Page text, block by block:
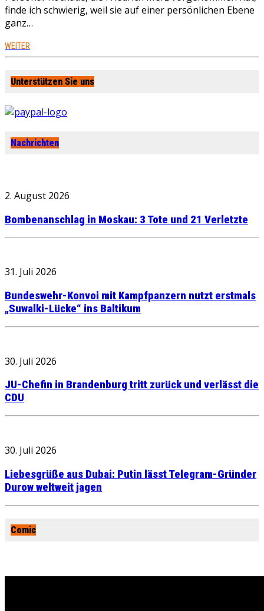
finde ich schwierig, weil sie auf einer persönlichen Ebene
ganz…
WEITER
Unterstützen Sie uns
Nachrichten
2. August 2026
Bombenanschlag in Moskau: 3 Tote und 21 Verletzte
31. Juli 2026
Bundeswehr-Konvoi mit Kampfpanzern nutzt erstmals
„Suwalki-Lücke“ ins Baltikum
30. Juli 2026
JU-Chefin in Brandenburg tritt zurück und verlässt die
CDU
30. Juli 2026
Liebesgrüße aus Dubai: Putin lässt Telegram-Gründer
Durow weltweit jagen
Comic